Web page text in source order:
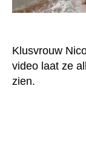
Klusvrouw
video laat ze
zien.